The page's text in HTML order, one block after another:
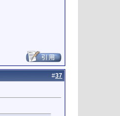
#37